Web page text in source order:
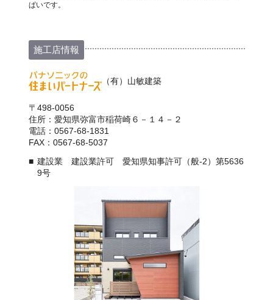
ぱいです。
施工店情報
（有）山敏建築
〒498-0056
住所：愛知県弥富市稲荷崎６－１４－２
電話：0567-68-1831
FAX：0567-68-5037
建設業 建設業許可 愛知県知事許可（般-2）第5636
9号